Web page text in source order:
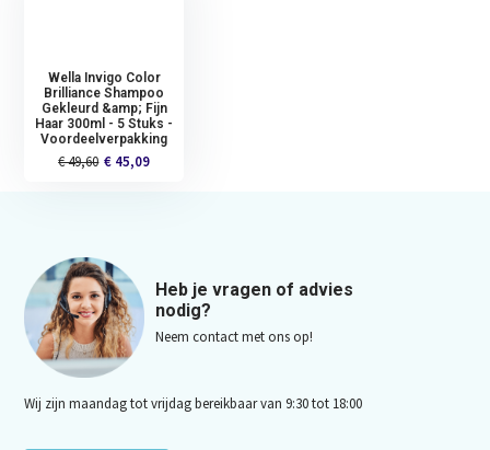
Wella Invigo Color
Brilliance Shampoo
Gekleurd &amp; Fijn
Haar 300ml - 5 Stuks -
Voordeelverpakking
€ 49,60 € 45,09
Heb je vragen of advies
nodig?
Neem contact met ons op!
Wij zijn maandag tot vrijdag bereikbaar van 9:30 tot 18:00